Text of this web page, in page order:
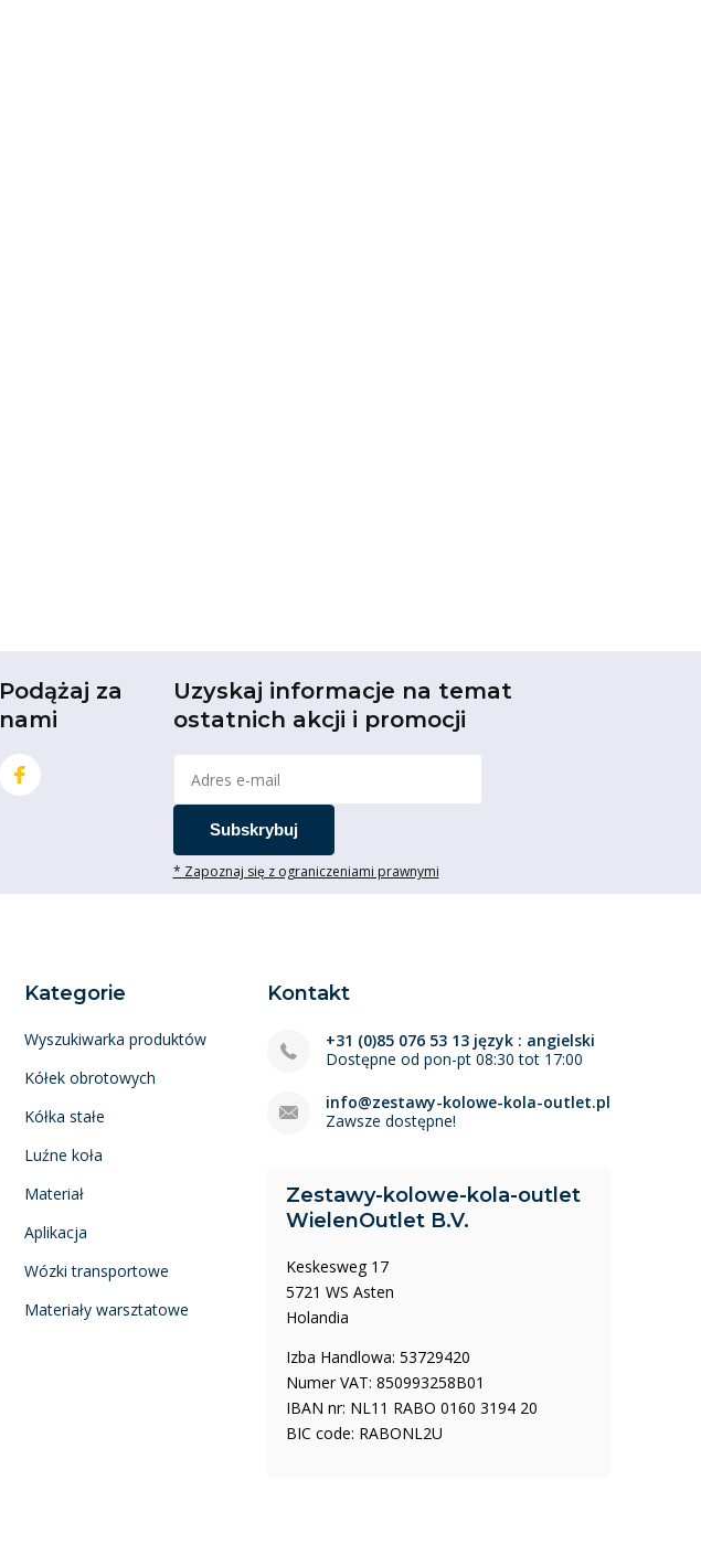
Podążaj za
nami
Uzyskaj informacje na temat
ostatnich akcji i promocji
Subskrybuj
* Zapoznaj się z ograniczeniami prawnymi
Kategorie
Wyszukiwarka produktów
Kółek obrotowych
Kółka stałe
Luźne koła
Materiał
Aplikacja
Wózki transportowe
Materiały warsztatowe
Kontakt
+31 (0)85 076 53 13 język : angielski
Dostępne od pon-pt 08:30 tot 17:00
info@zestawy-kolowe-kola-outlet.pl
Zawsze dostępne!
Zestawy-kolowe-kola-outlet
WielenOutlet B.V.
Keskesweg 17
5721 WS Asten
Holandia
Izba Handlowa: 53729420
Numer VAT: 850993258B01
IBAN nr: NL11 RABO 0160 3194 20
BIC code: RABONL2U